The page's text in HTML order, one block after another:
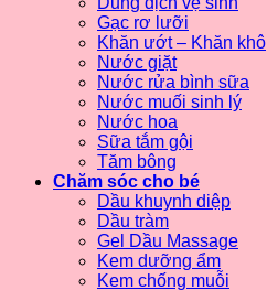
Gạc rơ lưỡi
Khăn ướt – Khăn khô
Nước giặt
Nước rửa bình sữa
Nước muối sinh lý
Nước hoa
Sữa tắm gội
Tăm bông
Chăm sóc cho bé
Dầu khuynh diệp
Dầu tràm
Gel Dầu Massage
Kem dưỡng ẩm
Kem chống muỗi